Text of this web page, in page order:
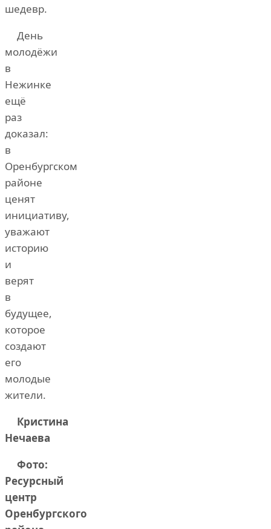
шедевр.
День
молодёжи
в
Нежинке
ещё
раз
доказал:
в
Оренбургском
районе
ценят
инициативу,
уважают
историю
и
верят
в
будущее,
которое
создают
его
молодые
жители.
Кристина
Нечаева
Фото:
Ресурсный
центр
Оренбургского